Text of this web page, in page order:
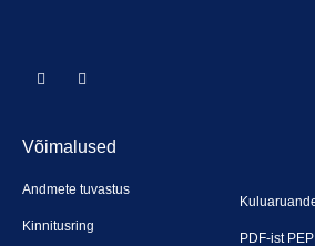
Võimalused
Andmete tuvastus
Kinnitusring
PDF-ist